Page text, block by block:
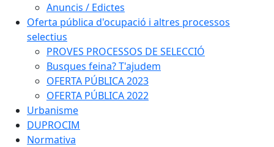
Anuncis / Edictes
Oferta pública d'ocupació i altres processos
selectius
PROVES PROCESSOS DE SELECCIÓ
Busques feina? T'ajudem
OFERTA PÚBLICA 2023
OFERTA PÚBLICA 2022
Urbanisme
DUPROCIM
Normativa